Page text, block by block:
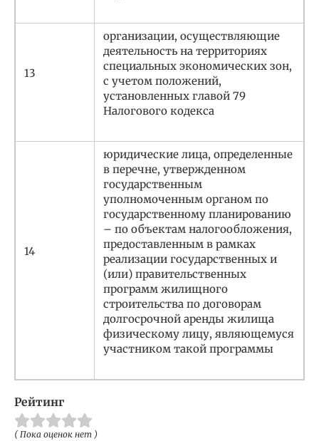
13
организации, осуществляющие
деятельность на территориях
специальных экономических зон,
с учетом положений,
установленных главой 79
Налогового кодекса
14
юридические лица, определенные
в перечне, утвержденном
государственным
уполномоченным органом по
государственному планированию
– по объектам налогообложения,
предоставленным в рамках
реализации государственных и
(или) правительственных
программ жилищного
строительства по договорам
долгосрочной аренды жилища
физическому лицу, являющемуся
участником такой программы
Рейтинг
( Пока оценок нет )